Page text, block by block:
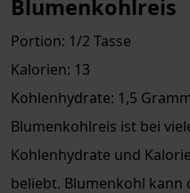
Blumenkohlreis
Portion: 1/2 Tasse
Kalorien: 13
Kohlenhydrate: 1,5
Blumenkohlreis ist bei
Kohlenhydrate und
beliebt. Blumenkohl kann